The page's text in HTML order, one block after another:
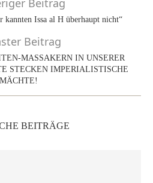
Beitrag
kannten Issa al H überhaupt nicht“
Beitrag
MASSAKERN IN UNSERER
STECKEN IMPERIALISTISCHE
MÄCHTE!
BEITRÄGE